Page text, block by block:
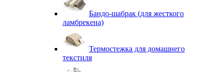
Бандо-шабрак (для жесткого
ламбрекена)
Термостежка для домашнего
текстиля